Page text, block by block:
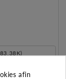
afin